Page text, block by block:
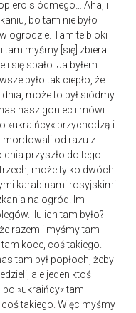
siódmego… Aha, i
bo tam nie było
ogrodzie. Tam te bloki
tam myśmy [się] zbierali
i się spało. Ja byłem
było tak ciepło, że
może to był siódmy
nasz goniec i mówi:
»ukraińcy« przychodzą i
mordowali od razu z
przyszło do tego
może tylko dwóch
karabinami rosyjskimi
na ogród. Im
Ilu ich tam było?
razem i myśmy tam
koce, coś takiego. I
tam był popłoch, żeby
ale jeden ktoś
bo »ukraińcy« tam
takiego. Więc myśmy